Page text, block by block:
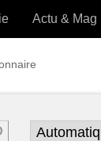
Actu & Mag